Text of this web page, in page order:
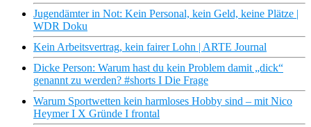
Jugendämter in Not: Kein Personal, kein Geld, keine Plätze |
WDR Doku
Kein Arbeitsvertrag, kein fairer Lohn | ARTE Journal
Dicke Person: Warum hast du kein Problem damit „dick“
genannt zu werden? #shorts I Die Frage
Warum Sportwetten kein harmloses Hobby sind – mit Nico
Heymer I X Gründe I frontal